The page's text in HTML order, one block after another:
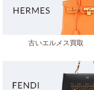
古いエルメス買取